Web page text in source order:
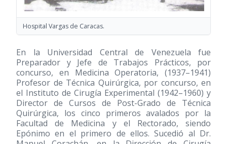
Hospital Vargas de Caracas.
En la Universidad Central de Venezuela fue
Preparador y Jefe de Trabajos Prácticos, por
concurso, en Medicina Operatoria, (1937–1941)
Profesor de Técnica Quirúrgica, por concurso, en
el Instituto de Cirugía Experimental (1942–1960) y
Director de Cursos de Post-Grado de Técnica
Quirúrgica, los cinco primeros avalados por la
Facultad de Medicina y el Rectorado, siendo
Epónimo en el primero de ellos. Sucedió al Dr.